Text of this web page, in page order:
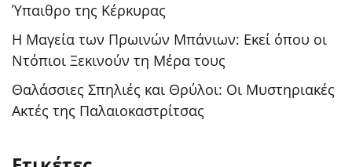
Ύπαιθρο της Κέρκυρας
Η Μαγεία των Πρωινών Μπάνιων: Εκεί όπου οι
Ντόπιοι Ξεκινούν τη Μέρα τους
Θαλάσσιες Σπηλιές και Θρύλοι: Οι Μυστηριακές
Ακτές της Παλαιοκαστρίτσας